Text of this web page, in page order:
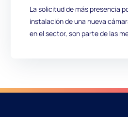
La solicitud de más presencia
instalación de una nueva
en el sector, son parte de las